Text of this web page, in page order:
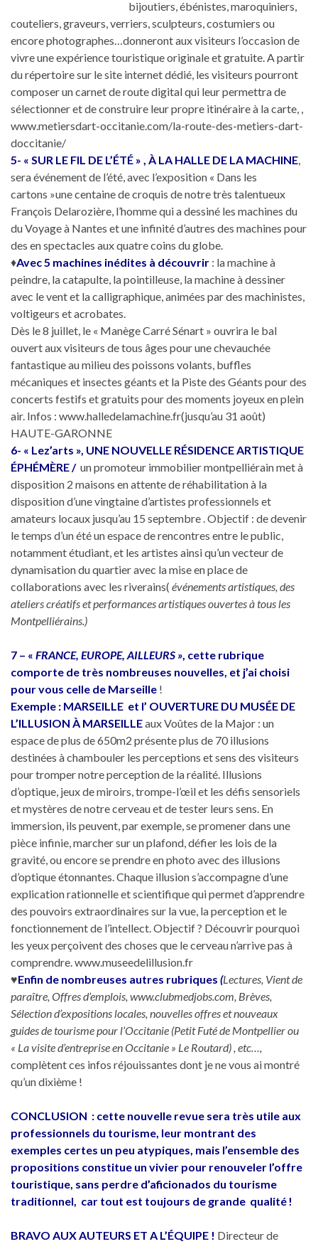
bijoutiers, ébénistes, maroquiniers,
couteliers, graveurs, verriers, sculpteurs, costumiers ou
encore photographes…donneront aux visiteurs l’occasion de
vivre une expérience touristique originale et gratuite. A partir
du répertoire sur le site internet dédié, les visiteurs pourront
composer un carnet de route digital qui leur permettra de
sélectionner et de construire leur propre itinéraire à la carte, ,
www.metiersdart-occitanie.com/la-route-des-metiers-dart-
doccitanie/
5- « SUR LE FIL DE L’ÉTÉ » , À LA HALLE DE LA MACHINE,
sera événement de l’été, avec l’exposition « Dans les
cartons »une centaine de croquis de notre très talentueux
François Delarozière, l’homme qui a dessiné les machines du
du Voyage à Nantes et une infinité d’autres des machines pour
des en spectacles aux quatre coins du globe.
♦Avec 5 machines inédites à découvrir : la machine à
peindre, la catapulte, la pointilleuse, la machine à dessiner
avec le vent et la calligraphique, animées par des machinistes,
voltigeurs et acrobates.
Dès le 8 juillet, le « Manège Carré Sénart » ouvrira le bal
ouvert aux visiteurs de tous âges pour une chevauchée
fantastique au milieu des poissons volants, buffles
mécaniques et insectes géants et la Piste des Géants pour des
concerts festifs et gratuits pour des moments joyeux en plein
air. Infos : www.halledelamachine.fr(jusqu’au 31 août)
HAUTE-GARONNE
6- « Lez’arts », UNE NOUVELLE RÉSIDENCE ARTISTIQUE
ÉPHÉMÈRE / un promoteur immobilier montpelliérain met à
disposition 2 maisons en attente de réhabilitation à la
disposition d’une vingtaine d’artistes professionnels et
amateurs locaux jusqu’au 15 septembre . Objectif : de devenir
le temps d’un été un espace de rencontres entre le public,
notamment étudiant, et les artistes ainsi qu’un vecteur de
dynamisation du quartier avec la mise en place de
collaborations avec les riverains( événements artistiques, des
ateliers créatifs et performances artistiques ouvertes à tous les
Montpelliérains.)
7 – « FRANCE, EUROPE, AILLEURS », cette rubrique
comporte de très nombreuses nouvelles, et j’ai choisi
pour vous celle de Marseille !
Exemple : MARSEILLE et l’ OUVERTURE DU MUSÉE DE
L’ILLUSION À MARSEILLEaux Voûtes de la Major : un
espace de plus de 650m2 présente plus de 70 illusions
destinées à chambouler les perceptions et sens des visiteurs
pour tromper notre perception de la réalité. Illusions
d’optique, jeux de miroirs, trompe-l’œil et les défis sensoriels
et mystères de notre cerveau et de tester leurs sens. En
immersion, ils peuvent, par exemple, se promener dans une
pièce infinie, marcher sur un plafond, défier les lois de la
gravité, ou encore se prendre en photo avec des illusions
d’optique étonnantes. Chaque illusion s’accompagne d’une
explication rationnelle et scientifique qui permet d’apprendre
des pouvoirs extraordinaires sur la vue, la perception et le
fonctionnement de l’intellect. Objectif ? Découvrir pourquoi
les yeux perçoivent des choses que le cerveau n’arrive pas à
comprendre. www.museedelillusion.fr
♥Enfin de nombreuses autres rubriques (Lectures, Vient de
paraître, Offres d’emplois, www.clubmedjobs.com, Brèves,
Sélection d’expositions locales, nouvelles offres et nouveaux
guides de tourisme pour l’Occitanie (Petit Futé de Montpellier ou
« La visite d’entreprise en Occitanie » Le Routard) , etc…,
complètent ces infos réjouissantes dont je ne vous ai montré
qu’un dixième !
CONCLUSION : cette nouvelle revue sera très utile aux
professionnels du tourisme, leur montrant des
exemples certes un peu atypiques, mais l’ensemble des
propositions constitue un vivier pour renouveler l’offre
touristique, sans perdre d’aficionados du tourisme
traditionnel, car tout est toujours de grande qualité !
BRAVO AUX AUTEURS ET A L’ÉQUIPE ! Directeur de